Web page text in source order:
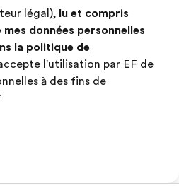
légal), lu et compris
données personnelles
la politique de
l'utilisation par EF de
à des fins de